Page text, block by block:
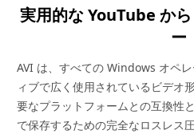
実用的な YouTube か
ー
AVI は、すべての Windows オペ
ィブで広く使用されているビデオ
要なプラットフォームとの互換性
で保存するための完全なロスレス